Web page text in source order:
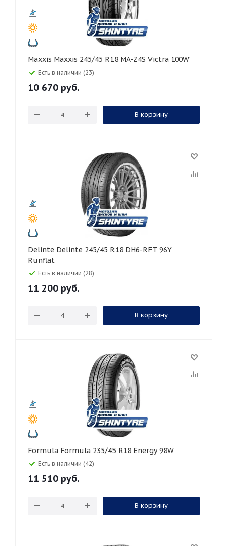
Maxxis Maxxis 245/45 R18 MA-Z4S Victra 100W
Есть в наличии (23)
10 670 руб.
В корзину
Delinte Delinte 245/45 R18 DH6-RFT 96Y
Runflat
Есть в наличии (28)
11 200 руб.
В корзину
Formula Formula 235/45 R18 Energy 98W
Есть в наличии (42)
11 510 руб.
В корзину